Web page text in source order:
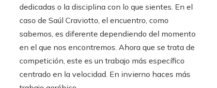
dedicadas o la disciplina con lo que sientes. En el
caso de Saúl Craviotto, el encuentro, como
sabemos, es diferente dependiendo del momento
en el que nos encontremos. Ahora que se trata de
competición, este es un trabajo más específico
centrado en la velocidad. En invierno haces más